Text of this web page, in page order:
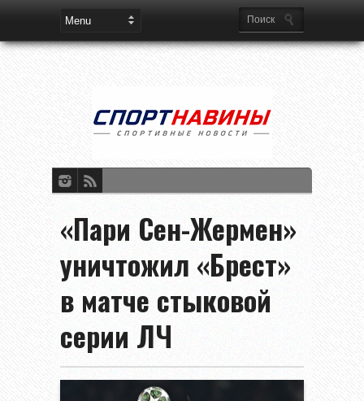
«Пари Сен-Жермен»
уничтожил «Брест»
в матче стыковой
серии ЛЧ